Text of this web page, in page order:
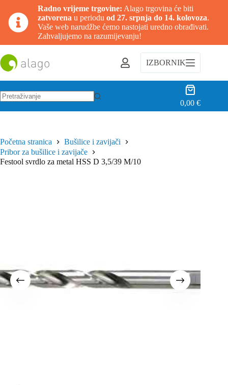
Radno vrijeme trgovine: Alago trgovina će biti
zatvorena u periodu od 27. srpnja do 14. kolovoza.
Vaše web narudžbe ćemo nastojati uredno obrađivati.
Zahvaljujemo na razumijevanju!
na
sadržaj
IZBORNIK
Košarica
0,00€
Početna stranica
Bušilice i zavijači
Pribor za bušilice i zavijače
Festool svrdlo za metal HSS D 3,5/39 M/10